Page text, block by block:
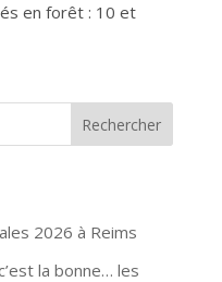
en forêt : 10 et
Rechercher
2026 à Reims
la bonne… les